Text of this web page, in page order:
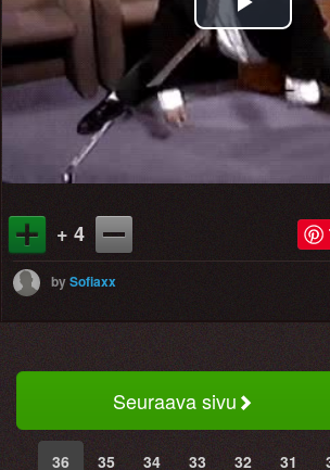
Play
Video
+ 4
bySofiaxx
Seuraava sivu
36 35 34 33 32 31